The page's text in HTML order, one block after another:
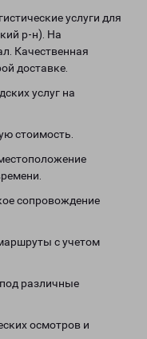
услуги для
р-н). На
Качественная
доставке.
услуг на
стоимость.
сопровождение
с учетом
различные
осмотров и